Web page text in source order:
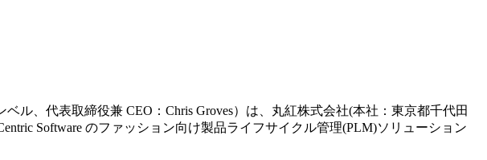
ル、代表取締役兼 CEO：Chris Groves）は、丸紅株式会社(本社：東京都千代田
Software のファッション向け製品ライフサイクル管理(PLM)ソリューション